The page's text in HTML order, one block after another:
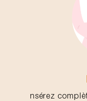
nsérez